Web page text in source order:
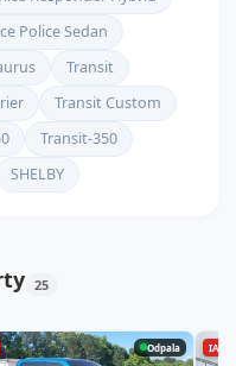
Police Sedan
Transit
Transit Custom
Transit-350
SHELBY
25
Odpala IAAI
dla modelu Ford F-150